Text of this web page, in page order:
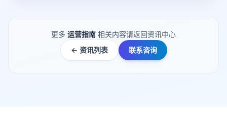
更多 运营指南 相关内容请返回资讯中心
← 资讯列表
联系咨询